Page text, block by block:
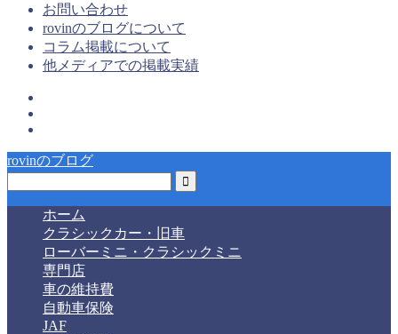
お問い合わせ
rovinのブログについて
コラム掲載について
他メディアでの掲載実績
rovinのブログ
ホーム
クラシックカー・旧車
ローバーミニ・クラシックミニ
専門店
車の維持費
自動車保険
JAF